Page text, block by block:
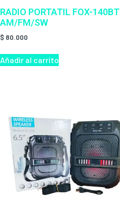
RADIO PORTATIL FOX-140BT
AM/FM/SW
$ 80.000
Añadir al carrito